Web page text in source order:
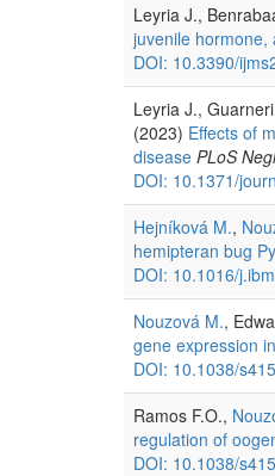
Leyria J.,
juvenile hormone,
DOI: 10.3390/
Leyria J.,
(2023) Effects of
disease PLoS
DOI: 10.1371/
Hejníková M.,
hemipteran bug
DOI: 10.1016/
Nouzová M.,
gene expression
DOI: 10.1038/
Ramos F.O.,
regulation of
DOI: 10.1038/